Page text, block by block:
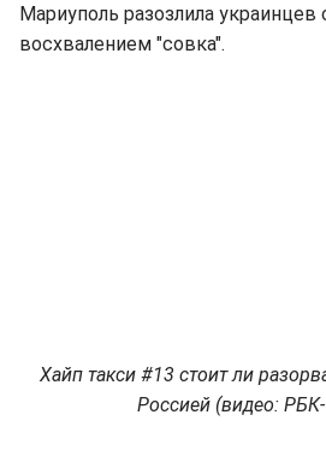
Мариуполь разозлила
восхвалением "совка".
Хайп такси #13 cтоит ли
Россией (видео: